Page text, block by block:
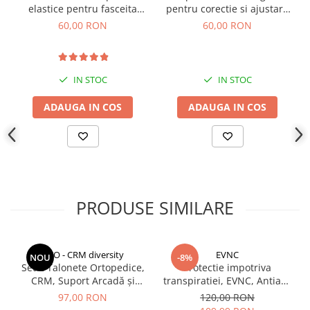
amelioreaza durerea de la degetele indoite, suprapuse si cu
halux valgus,
ajuta la reducerea presiunii si ajuta picioarele sa se relaxeze,
pantofi,
elastice pentru fasceita
plantara si platfus, marime
60,00 RON
IN STOC
ADAUGA IN COS
pentru corectie si ajustare
din silicon hipoalergenic,
60,00 RON
IN STOC
ADAUGA IN COS
PRODUSE SIMILARE
NOUCCO - CRM diversity
Set 2 Talonete Ortopedice,
CRM, Suport Arcadă și
Amortizare, Negru-Albastru
97,00 RON
-8% EVNC
Protectie impotriva
transpiratiei, EVNC, Antiaxa
Shield, absoarbe eficient
transpiratia
120,00 RON